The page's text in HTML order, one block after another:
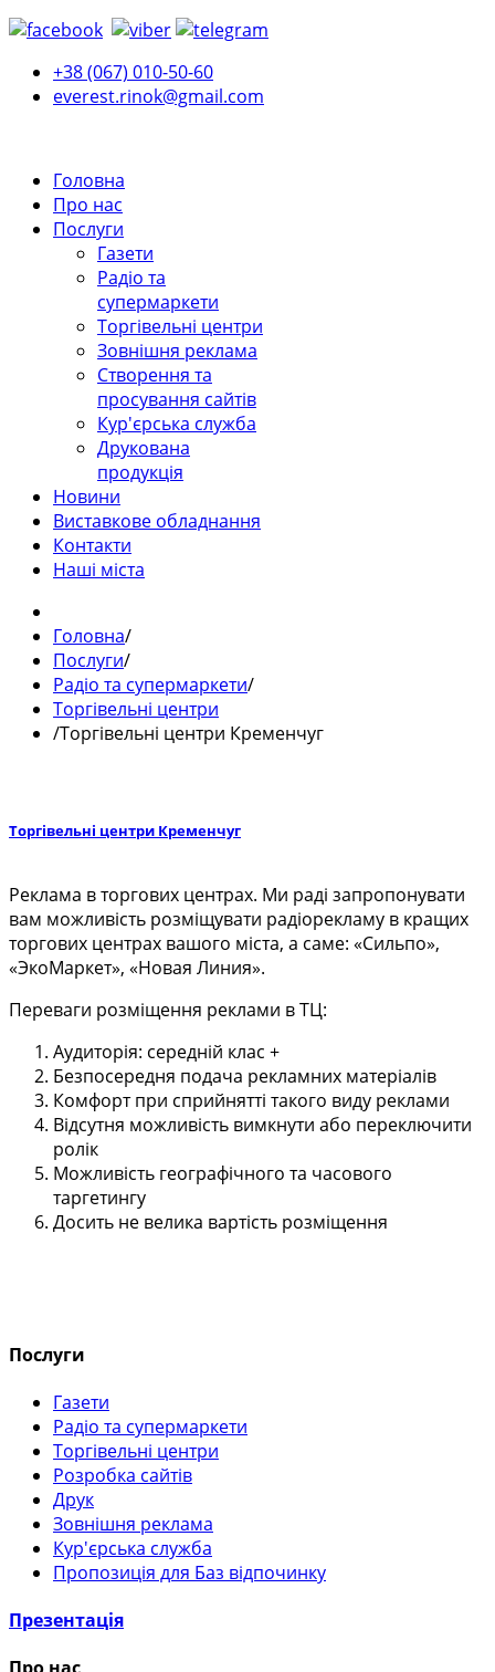
+38 (067) 010-50-60
everest.rinok@gmail.com
Головна
Про нас
Послуги
Газети
Радіо та
супермаркети
Торгівельні центри
Зовнішня реклама
Створення та
просування сайтів
Кур'єрська служба
Друкована
продукція
Новини
Виставкове обладнання
Контакти
Наші міста
Головна/
Послуги/
Радіо та супермаркети/
Торгівельні центри
/Торгівельні центри Кременчуг
Торгівельні центри Кременчуг
Реклама в торгових центрах. Ми раді запропонувати
вам можливість розміщувати радіорекламу в кращих
торгових центрах вашого міста, а саме: «Сильпо»,
«ЭкоМаркет», «Новая Линия».
Переваги розміщення реклами в ТЦ:
Аудиторія: середній клас +
Безпосередня подача рекламних матеріалів
Комфорт при сприйнятті такого виду реклами
Відсутня можливість вимкнути або переключити
ролік
Можливість географічного та часового
таргетингу
Досить не велика вартість розміщення
Послуги
Газети
Радіо та супермаркети
Торгівельні центри
Розробка сайтів
Друк
Зовнішня реклама
Кур'єрська служба
Пропозиція для Баз відпочинку
Презентація